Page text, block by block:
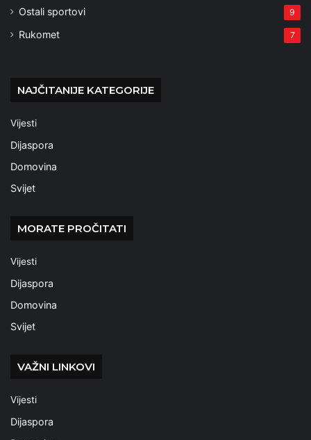
Ostali sportovi 9
Rukomet 7
NAJČITANIJE KATEGORIJE
Vijesti
Dijaspora
Domovina
Svijet
MORATE PROČITATI
Vijesti
Dijaspora
Domovina
Svijet
VAŽNI LINKOVI
Vijesti
Dijaspora